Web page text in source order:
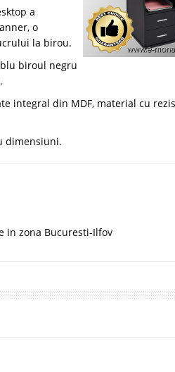
a
o
la birou.
biroul negru
integral din MDF, material cu
dimensiuni.
in zona Bucuresti-Ilfov